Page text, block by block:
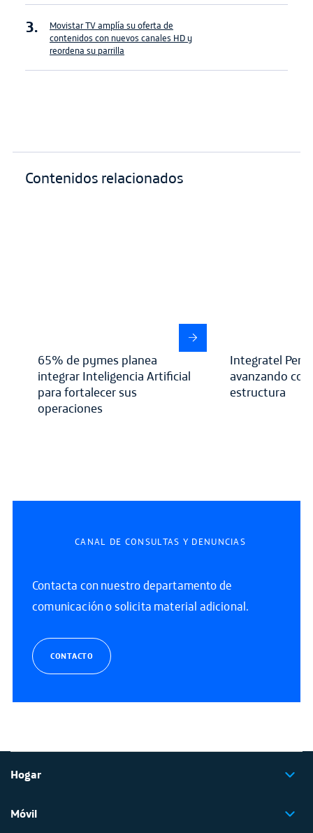
Movistar TV amplía su oferta de
contenidos con nuevos canales HD y
reordena su parrilla
Contenidos relacionados
65% de pymes planea
integrar Inteligencia Artificial
para fortalecer sus
operaciones
Integratel Perú
avanzando
estructura
CANAL DE CONSULTAS Y DENUNCIAS
Contacta con nuestro departamento de
comunicación o solicita material adicional.
CONTACTO
Hogar
Móvil